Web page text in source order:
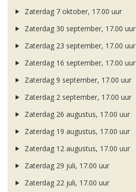
Zaterdag 7 oktober, 17.00 uur
Zaterdag 30 september, 17.00 uur
Zaterdag 23 september, 17.00 uur
Zaterdag 16 september, 17.00 uur
Zaterdag 9 september, 17.00 uur
Zaterdag 2 september, 17.00 uur
Zaterdag 26 augustus, 17.00 uur
Zaterdag 19 augustus, 17.00 uur
Zaterdag 12 augustus, 17.00 uur
Zaterdag 29 juli, 17.00 uur
Zaterdag 22 juli, 17.00 uur